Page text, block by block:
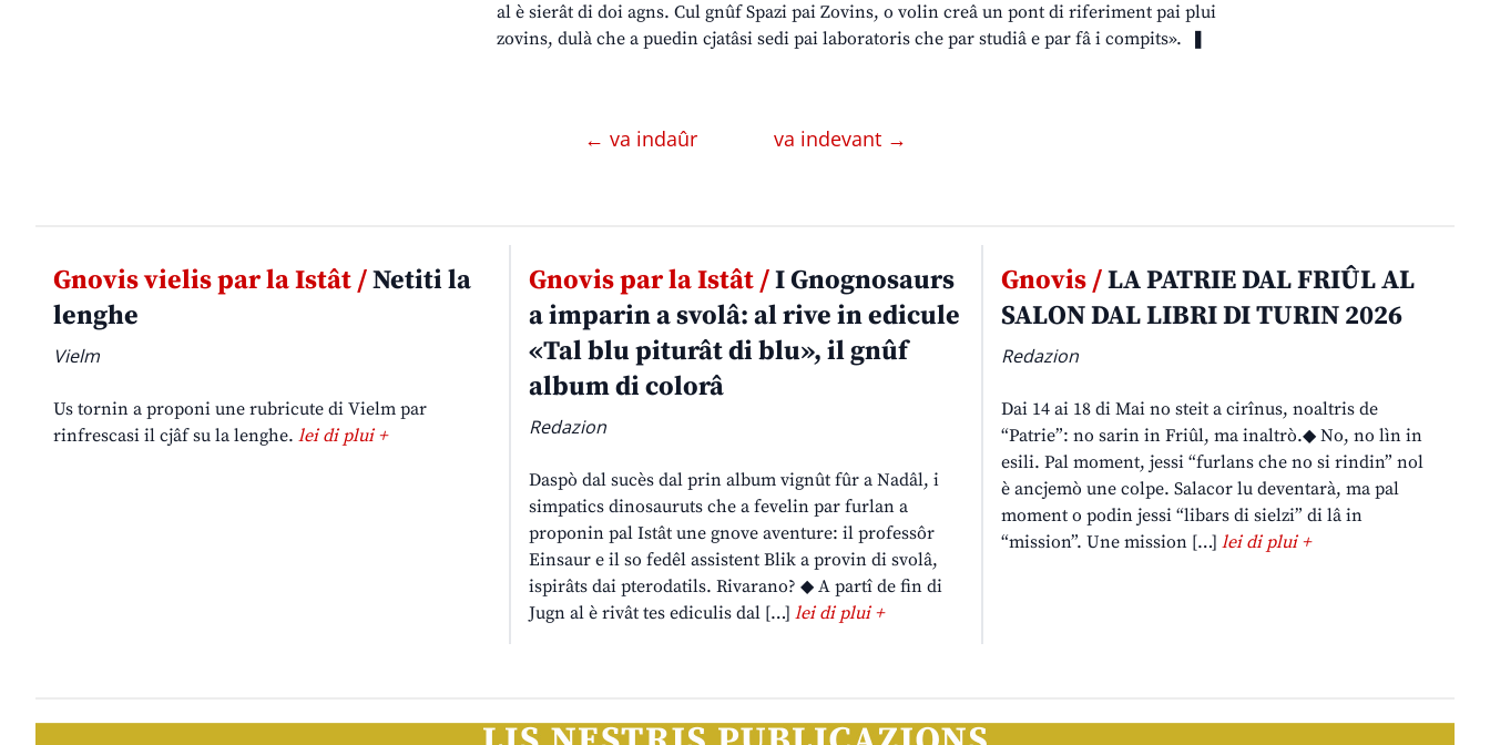
al è sierât di doi agns. Cul gnûf Spazi pai Zovins, o volin creâ un pont di riferiment pai plui
zovins, dulà che a puedin cjatâsi sedi pai laboratoris che par studiâ e par fâ i compits». ❚
← va indaûr va indevant →
Gnovis vielis par la Istât /Netiti la
lenghe
Vielm
Us tornin a proponi une rubricute di Vielm par
rinfrescasi il cjâf su la lenghe. lei di plui +
Gnovis par la Istât /I Gnognosaurs
a imparin a svolâ: al rive in edicule
«Tal blu piturât di blu», il gnûf
album di colorâ
Redazion
Daspò dal sucès dal prin album vignût fûr a Nadâl, i
simpatics dinosauruts che a fevelin par furlan a
proponin pal Istât une gnove aventure: il professôr
Einsaur e il so fedêl assistent Blik a provin di svolâ,
ispirâts dai pterodatils. Rivarano? ◆ A partî de fin di
Jugn al è rivât tes ediculis dal […] lei di plui +
Gnovis /LA PATRIE DAL FRIÛL AL
SALON DAL LIBRI DI TURIN 2026
Redazion
Dai 14 ai 18 di Mai no steit a cirînus, noaltris de
“Patrie”: no sarin in Friûl, ma inaltrò.◆ No, no lìn in
esili. Pal moment, jessi “furlans che no si rindin” nol
è ancjemò une colpe. Salacor lu deventarà, ma pal
moment o podin jessi “libars di sielzi” di lâ in
“mission”. Une mission […]lei di plui +